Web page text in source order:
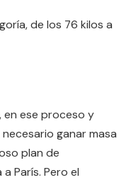
de los 76 kilos a
en ese proceso y
ganar masa
plan de
París. Pero el